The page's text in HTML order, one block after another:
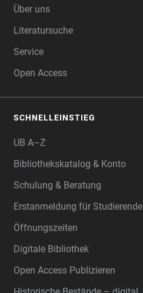
Über uns
Literatursuche
Service
Open Access
SCHNELLEINSTIEG
UB A–Z
Bibliothekskatalog & Konto
Schulung & Beratung
Erstanmeldung für Studierende
Öffnungszeiten
Digitale Bibliothek
Open Access Publizieren